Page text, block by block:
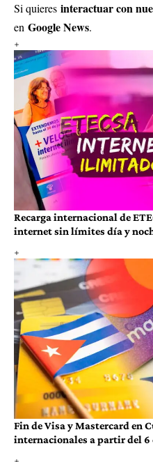
Si quieres interactuar con
en Google News.
Recarga internacional de
internet sin límites día y
Fin de Visa y Mastercard en
internacionales a partir del 6